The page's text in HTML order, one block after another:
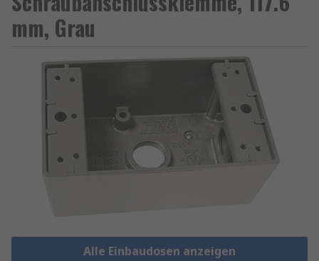
mm, Grau
Alle Einbaudosen anzeigen